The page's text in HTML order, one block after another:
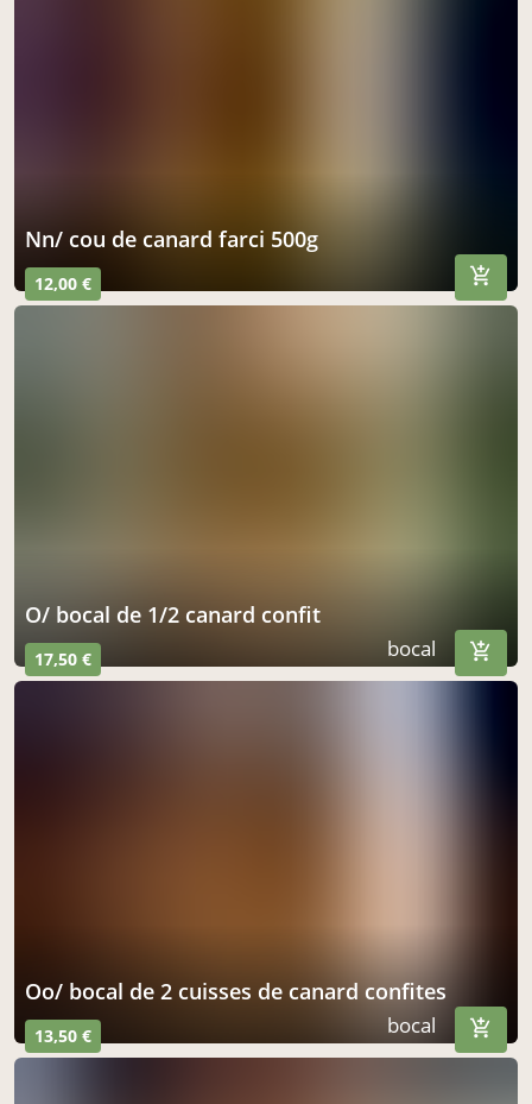
nn/ cou de canard farci 500g
12,00 €
o/ bocal de 1/2 canard confit
17,50 € bocal
oo/ bocal de 2 cuisses de canard confites
13,50 € bocal